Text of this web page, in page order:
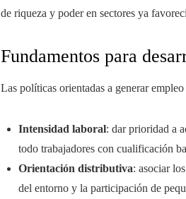
de riqueza y poder en sectores ya
Fundamentos para
Las políticas orientadas a generar
Intensidad laboral: dar prioridad a
todo trabajadores con cualificación
Orientación distributiva: asociar
del entorno y la participación de